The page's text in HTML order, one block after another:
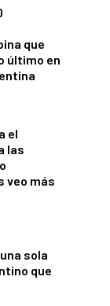
que
último en
el
las
veo más
sola
que